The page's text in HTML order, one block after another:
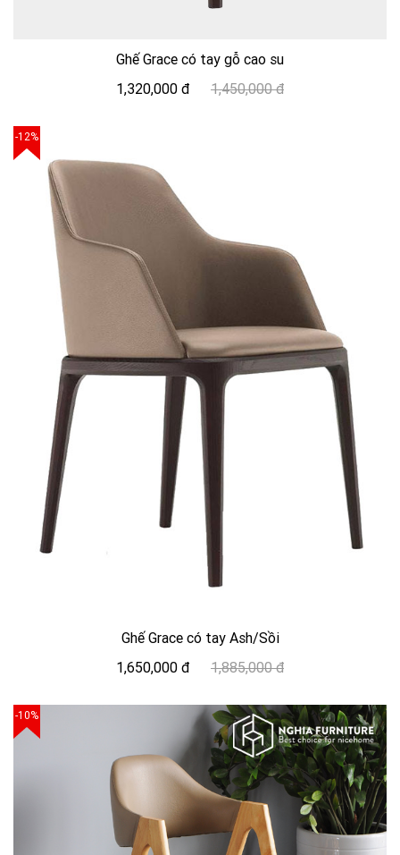
Ghế Grace có tay gỗ cao su
1,320,000 đ
1,450,000 đ
-12%
Ghế Grace có tay Ash/Sồi
1,650,000 đ
1,885,000 đ
-10%